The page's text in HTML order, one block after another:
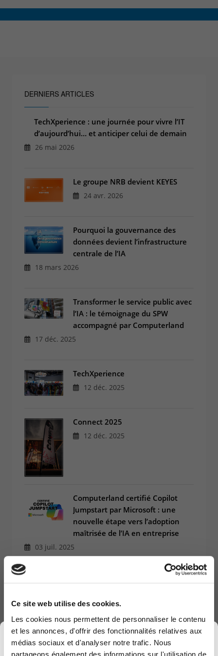
Ce site web utilise des cookies.
Les cookies nous permettent de personnaliser le contenu
et les annonces, d'offrir des fonctionnalités relatives aux
médias sociaux et d'analyser notre trafic. Nous
partageons également des informations sur l'utilisation de
Suivi des livraisons
+32(0)4 239.89.39
Service Facturation
compta-cpld@keyes.eu
CONTACT & PLAN D'ACCES
DERNIERS ARTICLES
TechXperience : une journée pour vivre l’IT
d’aujourd’hui… et anticiper celui de demain
26 mai 2026
Le groupe NRB devient KEYES
24 avr. 2026
Pourquoi la gouvernance des
données devient l’infrastructure
centrale de l’IA
18 mars 2026
Transformer le service public avec
l’IA : le témoignage du SPW
accompagné par Computerland
17 déc. 2025
TechXperience
12 déc. 2025
Connect 2025
12 déc. 2025
Computerland certifié Copilot
Jumpstart par Microsoft : une
nouvelle étape vers l’adoption
maîtrisée de l’IA en entreprise
03 juil. 2025
Le Groupe NRB crée un nouveau
de Win et de Computerland.
Arnaud Spirlet, CEO de Win, en
assure la direction.
21 janv. 2025